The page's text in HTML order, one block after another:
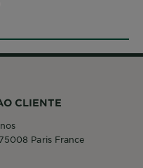
1 2
CLIENTE
Paris France